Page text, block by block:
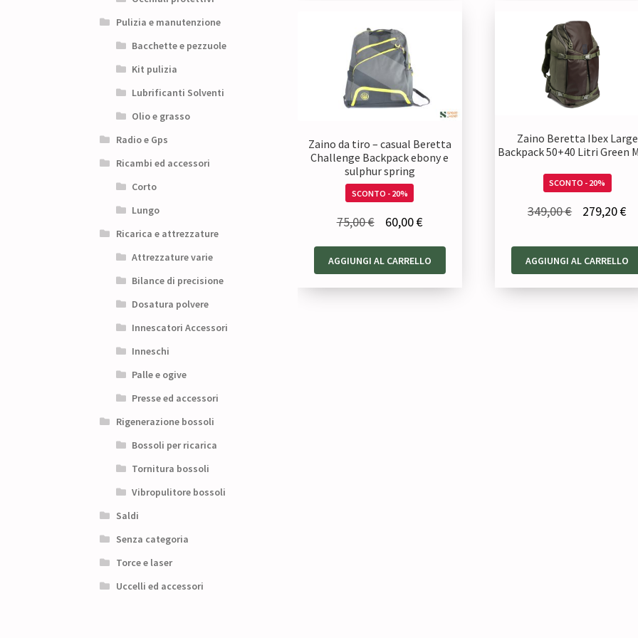
Zaino da tiro – casual Beretta
Challenge Backpack ebony e
sulphur spring
SCONTO - 20%
75,00€
originale
60,00€Il
attuale
AGGIUNGI AL CARRELLO
Zaino Beretta Ibex Large
Backpack 50+40 Litri Green
SCONTO - 20%
349,00€
originale
era:
349,00 €.
279,20€Il
è:
AGGIUNGI AL CARRELLO
Pulizia e manutenzione
Bacchette e pezzuole
Kit pulizia
Lubrificanti Solventi
Olio e grasso
Radio e Gps
Ricambi ed accessori
Corto
Lungo
Ricarica e attrezzature
Attrezzature varie
Bilance di precisione
Dosatura polvere
Innescatori Accessori
Inneschi
Palle e ogive
Presse ed accessori
Rigenerazione bossoli
Bossoli per ricarica
Tornitura bossoli
Vibropulitore bossoli
Saldi
Senza categoria
Torce e laser
Uccelli ed accessori